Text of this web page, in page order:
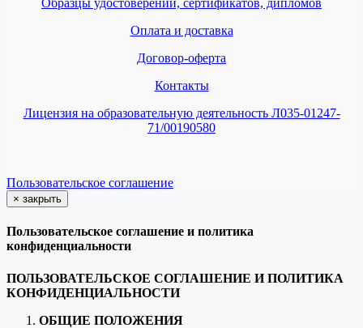
Образцы удостоверений, сертификатов, дипломов
Оплата и доставка
Договор-оферта
Контакты
Лицензия на образовательную деятельность Л035-01247-
71/00190580
Пользовательское соглашение
× закрыть
Пользовательское соглашение и политика
конфиденциальности
ПОЛЬЗОВАТЕЛЬСКОЕ СОГЛАШЕНИЕ И ПОЛИТИКА
КОНФИДЕНЦИАЛЬНОСТИ
ОБЩИЕ ПОЛОЖЕНИЯ